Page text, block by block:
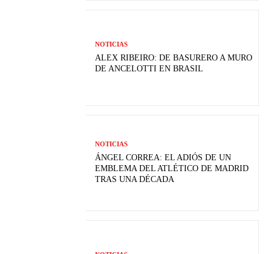
NOTICIAS
ALEX RIBEIRO: DE BASURERO A MURO
DE ANCELOTTI EN BRASIL
NOTICIAS
ÁNGEL CORREA: EL ADIÓS DE UN
EMBLEMA DEL ATLÉTICO DE MADRID
TRAS UNA DÉCADA